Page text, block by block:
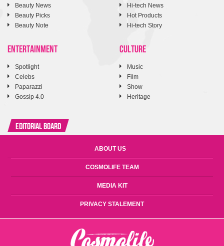
Beauty News
Beauty Picks
Beauty Note
Hi-tech News
Hot Products
Hi-tech Story
ENTERTAINMENT
Spotlight
Celebs
Paparazzi
Gossip 4.0
CULTURE
Music
Film
Show
Heritage
Editorial Board
ABOUT US
COSMOLIFE TEAM
MEDIA KIT
PRIVACY STALEMENT